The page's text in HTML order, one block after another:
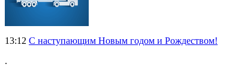
13:12 С наступающим Новым годом и Рождеством!
.